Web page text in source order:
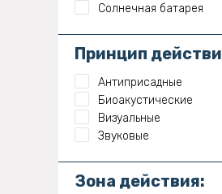
Солнечная батарея
Принцип
Антиприсадные
Биоакустические
Визуальные
Звуковые
Зона действия: